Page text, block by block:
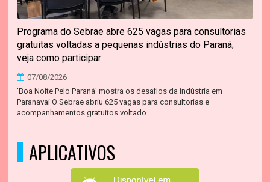
Programa do Sebrae abre 625 vagas para consultorias
gratuitas voltadas a pequenas indústrias do Paraná;
veja como participar
07/08/2026
'Boa Noite Pelo Paraná' mostra os desafios da indústria em
Paranavaí O Sebrae abriu 625 vagas para consultorias e
acompanhamentos gratuitos voltado...
APLICATIVOS